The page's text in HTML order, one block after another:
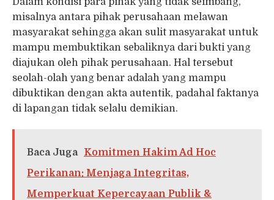
misalnya antara pihak perusahaan melawan
masyarakat sehingga akan sulit masyarakat untuk
mampu membuktikan sebaliknya dari bukti yang
diajukan oleh pihak perusahaan. Hal tersebut
seolah-olah yang benar adalah yang mampu
dibuktikan dengan akta autentik, padahal faktanya
di lapangan tidak selalu demikian.
Baca Juga
Komitmen Hakim Ad Hoc
Perikanan: Menjaga Integritas,
Memperkuat Kepercayaan Publik &